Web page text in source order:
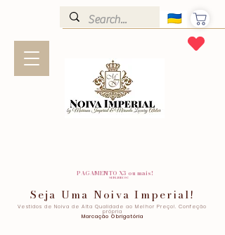
PAGAMENTO X3 ou mais!
SEM JUROS!
Seja Uma Noiva Imperial!
Vestidos de Noiva de Alta Qualidade ao Melhor Preço!. Confeção
própria
Marcação Obrigatória